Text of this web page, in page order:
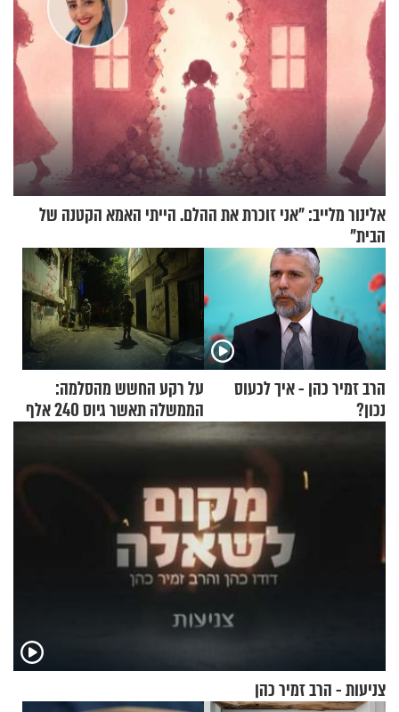
אלינור מלייב: "אני זוכרת את ההלם. הייתי האמא הקטנה של
הבית"
הרב זמיר כהן - איך לכעוס
נכון?
על רקע החשש מהסלמה:
הממשלה תאשר גיוס 240 אלף
אנשי מילואים
צניעות - הרב זמיר כהן